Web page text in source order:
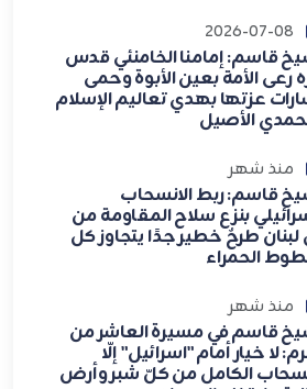
قاسم: إمامنا الخامنئي قدس
رعى الأمة بعين الأبوة وحمى
عزتها بهدي تعاليم الإسلام
الأصيل
منذ شهر
قاسم: ربط الانسحاب
بنزع سلاح المقاومة من
طرحٌ خطير جدًا يتجاوز كل
الحمراء
منذ شهر
قاسم في مسيرة العاشر من
لا خيار أمام "اسرائيل" إلّا
الكامل من كلّ شبر وأرض